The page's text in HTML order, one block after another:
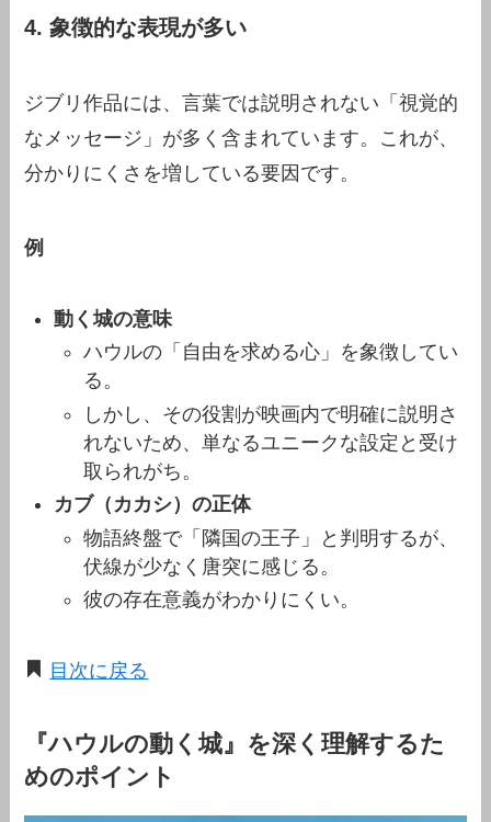
4. 象徴的な表現が多い
ジブリ作品には、言葉では説明されない「視覚的
なメッセージ」が多く含まれています。これが、
分かりにくさを増している要因です。
例
動く城の意味
ハウルの「自由を求める心」を象徴してい
る。
しかし、その役割が映画内で明確に説明さ
れないため、単なるユニークな設定と受け
取られがち。
カブ（カカシ）の正体
物語終盤で「隣国の王子」と判明するが、
伏線が少なく唐突に感じる。
彼の存在意義がわかりにくい。
目次に戻る
『ハウルの動く城』を深く理解するた
めのポイント